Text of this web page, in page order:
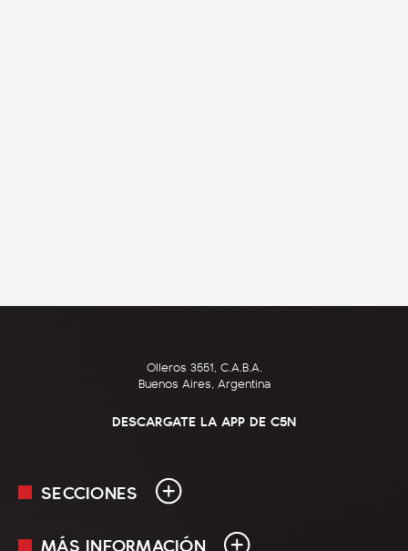
Olleros 3551, C.A.B.A.
Buenos Aires, Argentina
DESCARGATE LA APP DE C5N
SECCIONES
MÁS INFORMACIÓN